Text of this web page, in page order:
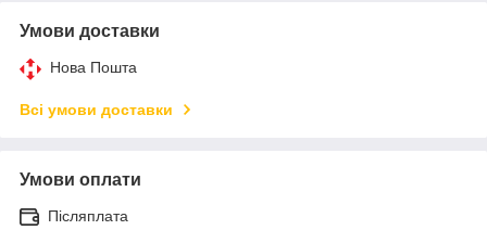
Умови доставки
Нова Пошта
Всі умови доставки
Умови оплати
Післяплата